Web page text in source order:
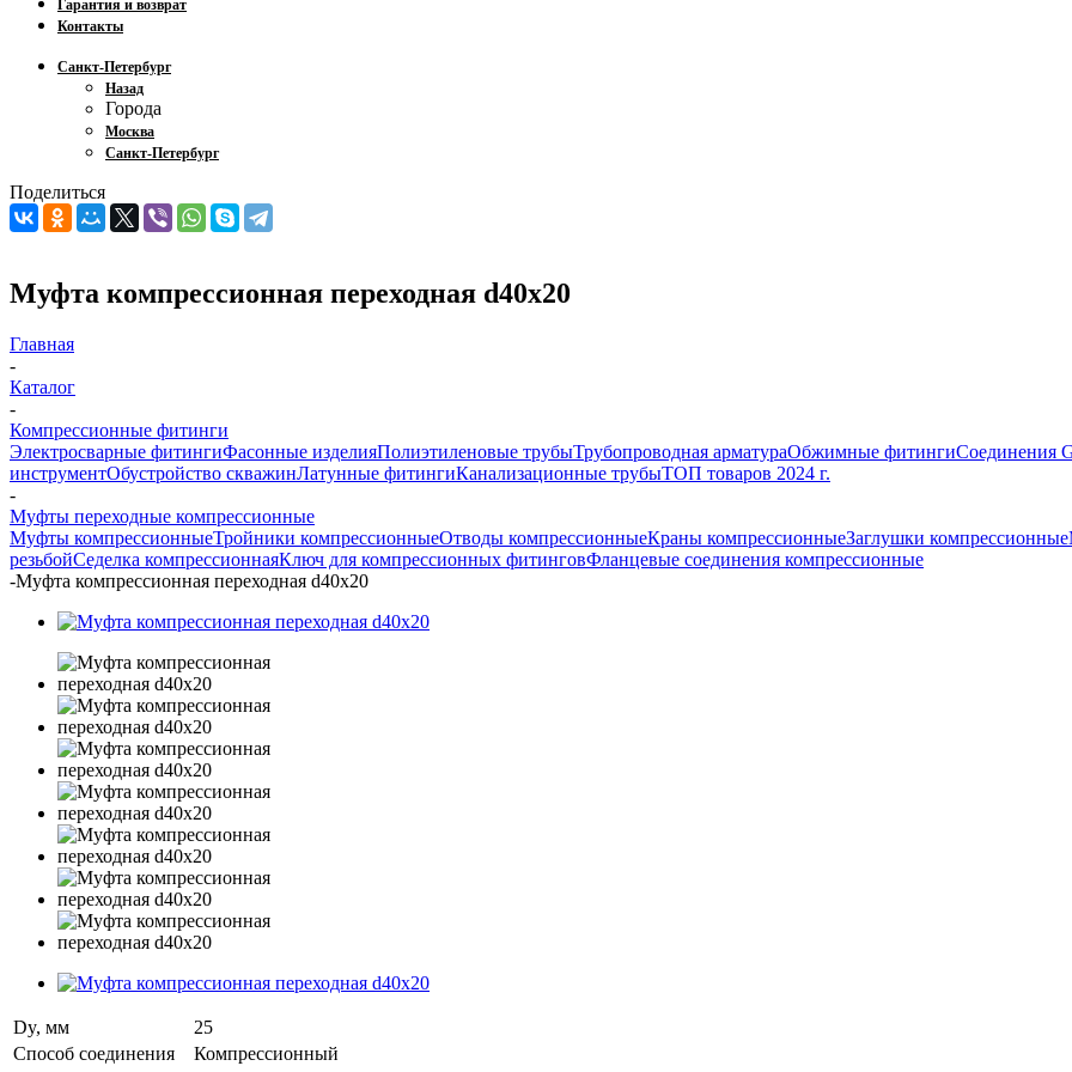
Гарантия и возврат
Контакты
Санкт-Петербург
Назад
Города
Москва
Санкт-Петербург
Поделиться
Муфта компрессионная переходная d40х20
Главная
-
Каталог
-
Компрессионные фитинги
Электросварные фитингиФасонные изделияПолиэтиленовые трубыТрубопроводная арматураОбжимные фитингиСоединения
инструментОбустройство скважинЛатунные фитингиКанализационные трубыТОП товаров 2024 г.
-
Муфты переходные компрессионные
Муфты компрессионныеТройники компрессионныеОтводы компрессионныеКраны компрессионныеЗаглушки компрессионные
резьбойСеделка компрессионнаяКлюч для компрессионных фитинговФланцевые соединения компрессионные
-Муфта компрессионная переходная d40х20
Dy, мм
25
Способ соединения
Компрессионный